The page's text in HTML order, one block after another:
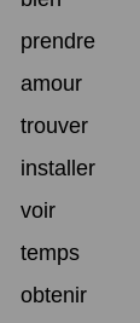
prendre
amour
trouver
installer
voir
temps
obtenir